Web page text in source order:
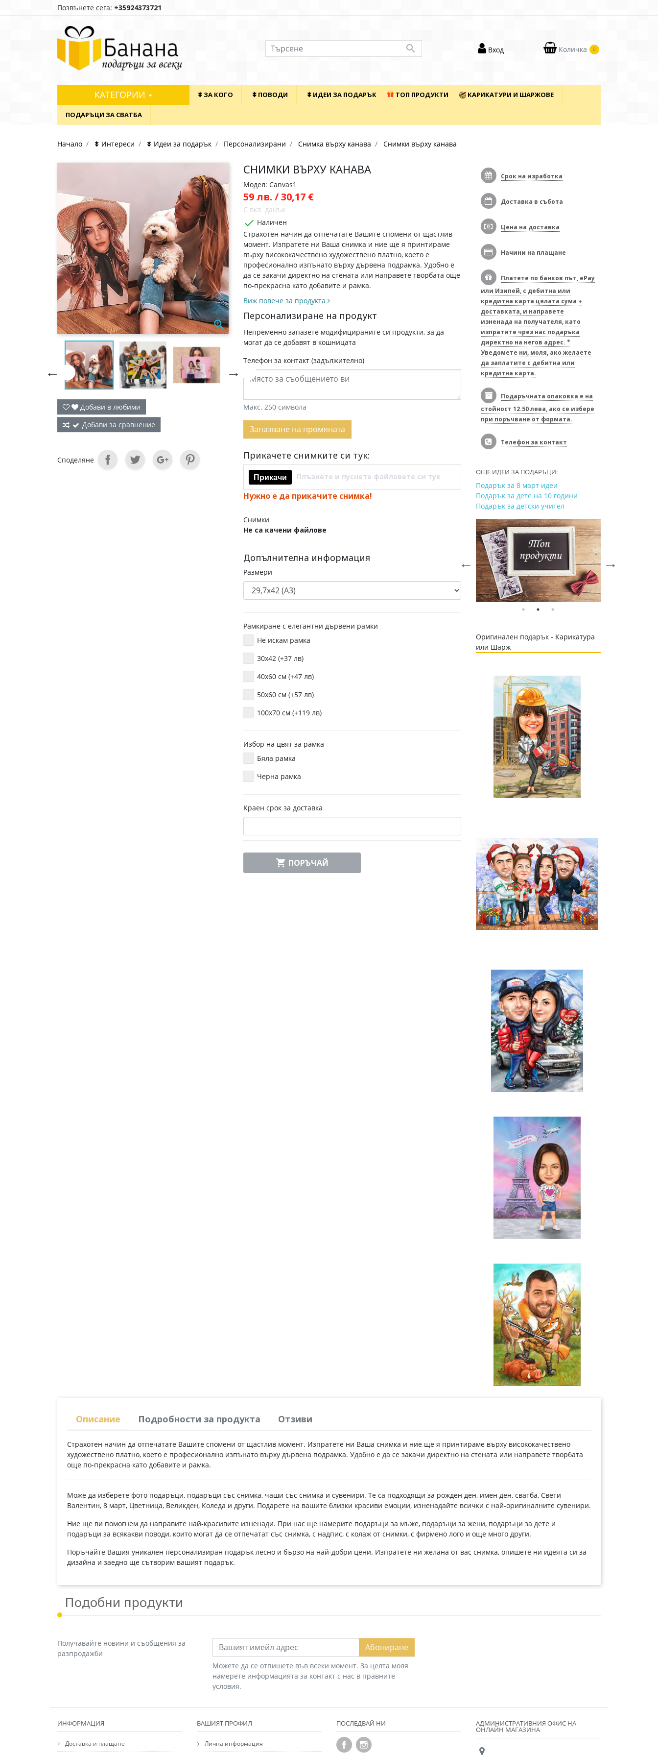
Позвънете сега: +35924373721
 Вход Количка 0
КАТЕГОРИИ ⯯ ЗА КОГО ⯯ ПОВОДИ ⯯ ИДЕИ ЗА ПОДАРЪК ТОП ПРОДУКТИ КАРИКАТУРИ И ШАРЖОВЕ
ПОДАРЪЦИ ЗА СВАТБА
Начало ⯯ Интереси ⯯ Идеи за подарък Персонализирани Снимка върху канава Снимки върху канава

 
Добави в любими
Добави за сравнение
Споделяне
СНИМКИ ВЪРХУ КАНАВА
Модел: Canvas1
59 лв. / 30,17 €
С вкл. данък
 Наличен
Страхотен начин да отпечатате Вашите спомени от щастлив
момент. Изпратете ни Ваша снимка и ние ще я принтираме
върху висококачествено художествено платно, което е
професионално изпънато върху дървена подрамка. Удобно е
да се закачи директно на стената или направете творбата още
по-прекрасна като добавите и рамка.
Виж повече за продукта
Персонализиране на продукт
Непременно запазете модифицираните си продукти, за да
могат да се добавят в кошницата
Телефон за контакт (задължително)
Макс. 250 символа
Запазване на промяната
Прикачете снимките си тук:
Прикачи Плъзнете и пуснете файловете си тук
Нужно е да прикачите снимка!
Снимки
Не са качени файлове
Допълнителна информация
Размери
Рамкиране с елегантни дървени рамки
Не искам рамка
30x42 (+37 лв)
40х60 см (+47 лв)
50х60 см (+57 лв)
100х70 см (+119 лв)
Избор на цвят за рамка
Бяла рамка
Черна рамка
Краен срок за доставка
 ПОРЪЧАЙ
Срок на изработка
Доставка в събота
Цена на доставка
Начини на плащане
Платете по банков път, ePay
или Изипей, с дебитна или
кредитна карта цялата сума +
доставката, и направете
изненада на получателя, като
изпратите чрез нас подаръка
директно на негов адрес. *
Уведомете ни, моля, ако желаете
да заплатите с дебитна или
кредитна карта.
Подаръчната опаковка е на
стойност 12.50 лева, ако се избере
при поръчване от формата.
Телефон за контакт
ОЩЕ ИДЕИ ЗА ПОДАРЪЦИ:
Подарък за 8 март идеи
Подарък за дете на 10 години
Подарък за детски учител
Оригинален подарък - Карикатура
или Шарж
Описание Подробности за продукта Отзиви
Страхотен начин да отпечатате Вашите спомени от щастлив момент. Изпратете ни Ваша снимка и ние ще я принтираме върху висококачествено
художествено платно, което е професионално изпънато върху дървена подрамка. Удобно е да се закачи директно на стената или направете творбата
още по-прекрасна като добавите и рамка.
Може да изберете фото подаръци, подаръци със снимка, чаши със снимка и сувенири. Те са подходящи за рожден ден, имен ден, сватба, Свети
Валентин, 8 март, Цветница, Великден, Коледа и други. Подарете на вашите близки красиви емоции, изненадайте всички с най-оригиналните сувенири.
Ние ще ви помогнем да направите най-красивите изненади. При нас ще намерите подаръци за мъже, подаръци за жени, подаръци за дете и
подаръци за всякакви поводи, които могат да се отпечатат със снимка, с надпис, с колаж от снимки, с фирмено лого и още много други.
Поръчайте Вашия уникален персонализиран подарък лесно и бързо на най-добри цени. Изпратете ни желана от вас снимка, опишете ни идеята си за
дизайна и заедно ще сътворим вашият подарък.
Подобни продукти
Получавайте новини и съобщения за
разпродажби
Абониране
Можете да се отпишете във всеки момент. За целта моля
намерете информацията за контакт с нас в правните
условия.
ИНФОРМАЦИЯ
Доставка и плащане
ВАШИЯТ ПРОФИЛ
Лична информация
ПОСЛЕДВАЙ НИ АДМИНИСТРАТИВНИЯ ОФИС НА
ОНЛАЙН МАГАЗИНА